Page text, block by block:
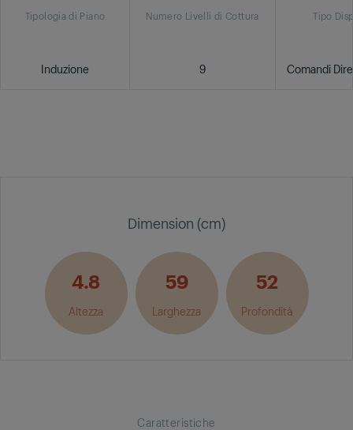
Tipologia di Piano
Induzione
Numero Livelli di Cottura
9
Tipo
Comandi
Dimension (cm)
4.8
Altezza
59
Larghezza
52
Profondità
Caratteristiche